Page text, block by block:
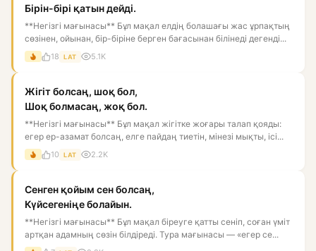
Бірін-бірі қатын дейді.
**Негізгі мағынасы** Бұл мақал елдің болашағы жас ұрпақтың
сөзінен, ойынан, бір-біріне берген бағасынан білінеді дегенді...
18 LAT 5.1K
Жігіт болсаң, шоқ бол,
Шоқ болмасаң, жоқ бол.
**Негізгі мағынасы** Бұл мақал жігітке жоғары талап қояды:
егер ер-азамат болсаң, елге пайдаң тиетін, мінезі мықты, ісі...
10 LAT 2.2K
Сенген қойым сен болсаң,
Күйсегеніңе болайын.
**Негізгі мағынасы** Бұл мақал біреуге қатты сеніп, соған үміт
артқан адамның сөзін білдіреді. Тура мағынасы — «егер се...